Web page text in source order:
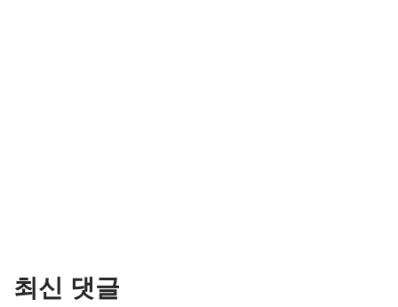
최신 댓글